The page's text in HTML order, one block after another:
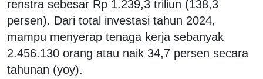
renstra sebesar Rp 1.239,3 triliun (138,3
persen). Dari total investasi tahun 2024,
mampu menyerap tenaga kerja sebanyak
2.456.130 orang atau naik 34,7 persen secara
tahunan (yoy).